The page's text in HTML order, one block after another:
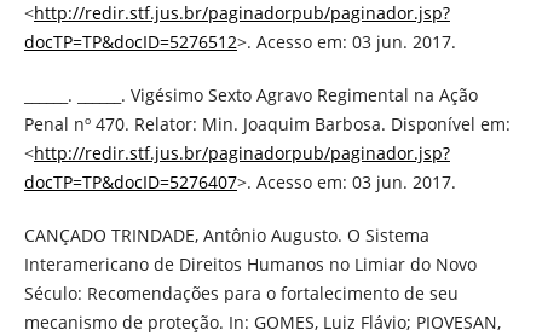
<http://redir.stf.jus.br/paginadorpub/paginador.jsp?
docTP=TP&docID=5276512>. Acesso em: 03 jun. 2017.
______. ______. Vigésimo Sexto Agravo Regimental na Ação
Penal nº 470. Relator: Min. Joaquim Barbosa. Disponível em:
<http://redir.stf.jus.br/paginadorpub/paginador.jsp?
docTP=TP&docID=5276407>. Acesso em: 03 jun. 2017.
CANÇADO TRINDADE, Antônio Augusto. O Sistema
Interamericano de Direitos Humanos no Limiar do Novo
Século: Recomendações para o fortalecimento de seu
mecanismo de proteção. In: GOMES, Luiz Flávio; PIOVESAN,